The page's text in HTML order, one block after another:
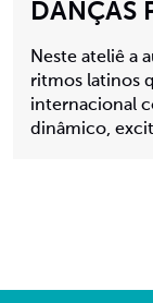
DANÇAS
Neste ateliê a
ritmos latinos
internacional
dinâmico,